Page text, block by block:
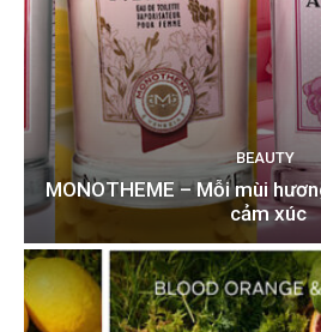
BEAUTY
MONOTHEME – Mỗi mùi
cảm xúc